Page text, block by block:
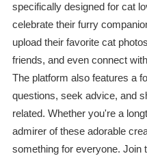
specifically designed for cat
celebrate their furry
upload their favorite cat
friends, and even connect
The platform also features a
questions, seek advice, and
related. Whether you're a
admirer of these adorable
something for everyone. Join